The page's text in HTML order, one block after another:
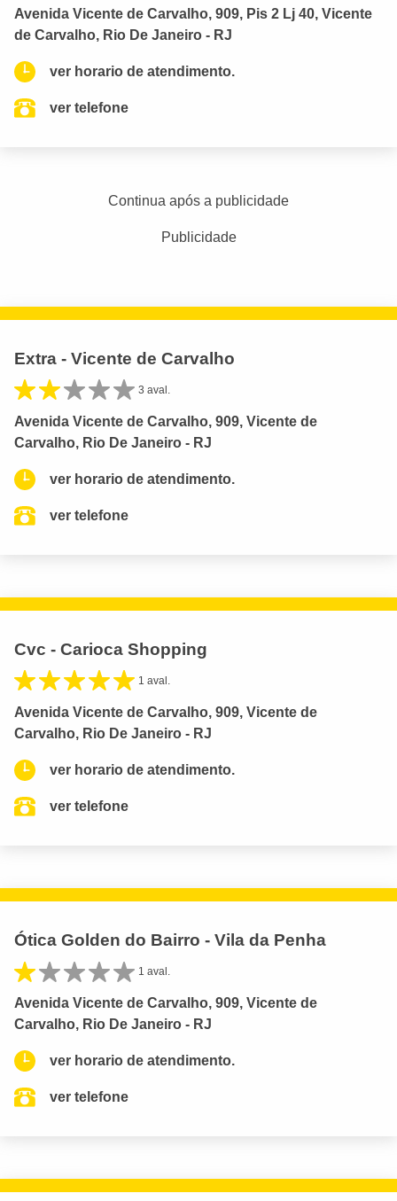
Avenida Vicente de Carvalho, 909, Pis 2 Lj 40, Vicente
de Carvalho, Rio De Janeiro - RJ
ver horario de atendimento.
ver telefone
Continua após a publicidade
Publicidade
Extra - Vicente de Carvalho
3 aval.
Avenida Vicente de Carvalho, 909, Vicente de
Carvalho, Rio De Janeiro - RJ
ver horario de atendimento.
ver telefone
Cvc - Carioca Shopping
1 aval.
Avenida Vicente de Carvalho, 909, Vicente de
Carvalho, Rio De Janeiro - RJ
ver horario de atendimento.
ver telefone
Ótica Golden do Bairro - Vila da Penha
1 aval.
Avenida Vicente de Carvalho, 909, Vicente de
Carvalho, Rio De Janeiro - RJ
ver horario de atendimento.
ver telefone